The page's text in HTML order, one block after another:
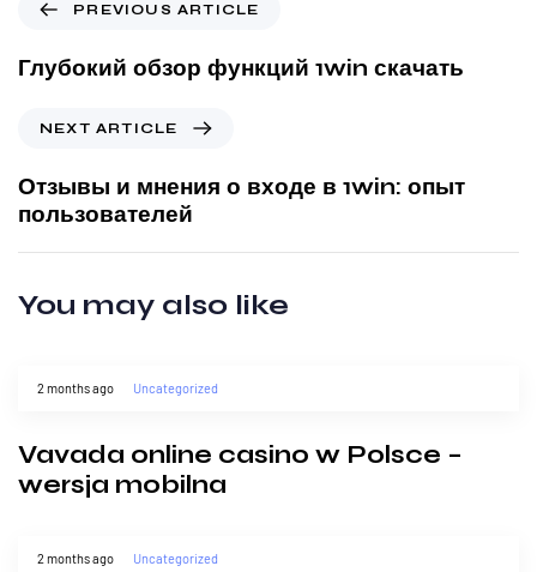
PREVIOUS ARTICLE
Глубокий обзор функций 1win скачать
NEXT ARTICLE
Отзывы и мнения о входе в 1win: опыт
пользователей
You may also like
2 months ago Uncategorized
Vavada online casino w Polsce –
wersja mobilna
2 months ago Uncategorized